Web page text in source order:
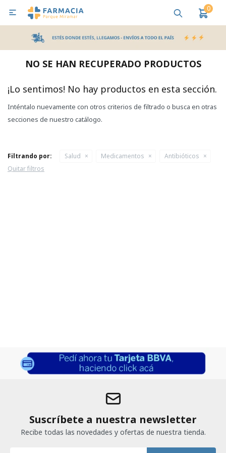
0

NO SE HAN RECUPERADO PRODUCTOS
¡Lo sentimos! No hay productos en esta sección.
Inténtalo nuevamente con otros criterios de filtrado o busca en otras
secciones de nuestro catálogo.
Filtrando por: Salud Medicamentos
Antibióticos
Quitar filtros
Suscríbete a nuestra newsletter
Recibe todas las novedades y ofertas de nuestra tienda.
MI CUENTA
Bebes y Maternidad Salud
Pañales y Toallitas
Lactancia y Nutrición
Higiene y Bienestar